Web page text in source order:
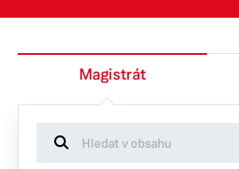
Magistrát